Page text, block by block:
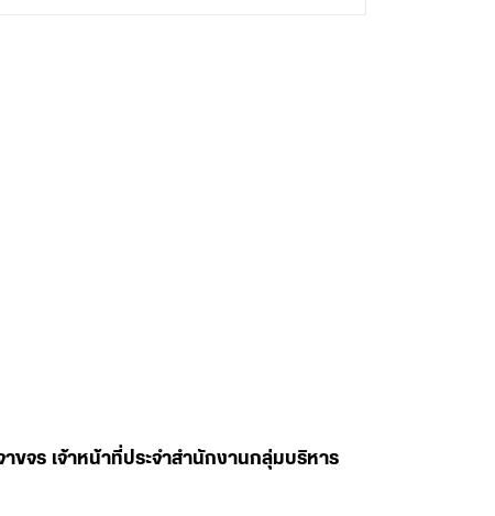
จร เจ้าหน้าที่ประจำสำนักงานกลุ่มบริหาร